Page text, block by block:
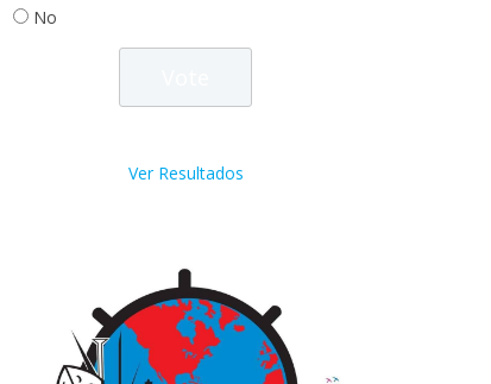
No
Ver Resultados